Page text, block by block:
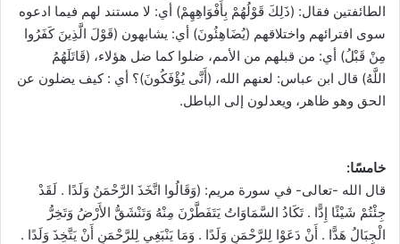
الطائفتين فقال: (ذَلِكَ قَوْلُهُمْ بِأَفْوَاهِهِمْ) أي: لا مستند لهم فيما ادعوه
سوى افترائهم واختلاقهم (يُضَاهِئُونَ) أي: يشابهون (قَوْلَ الَّذِينَ كَفَرُوا
مِنْ قَبْلُ) أي: من قبلهم من الأمم، ضلوا كما ضل هؤلاء، (قَاتَلَهُمُ
اللَّهُ) قال ابن عباس: لعنهم الله، (أَنَّى يُؤْفَكُونَ)؟ أي : كيف يضلون عن
الحق وهو ظاهر، ويعدلون إلى الباطل.
خامسًا:
قال الله -تعالى- في سورة مريم: (وَقَالُوا اتَّخَذَ الرَّحْمَنُ وَلَدًا . لَقَدْ
جِئْتُمْ شَيْئًا إِدًّا . تَكَادُ السَّمَاوَاتُ يَتَفَطَّرْنَ مِنْهُ وَتَنْشَقُّ الأَرْضُ وَتَخِرُّ
الْجِبَالُ هَدًّا . أَنْ دَعَوْا لِلرَّحْمَنِ وَلَدًا . وَمَا يَنْبَغِي لِلرَّحْمَنِ أَنْ يَتَّخِذَ وَلَدًا .